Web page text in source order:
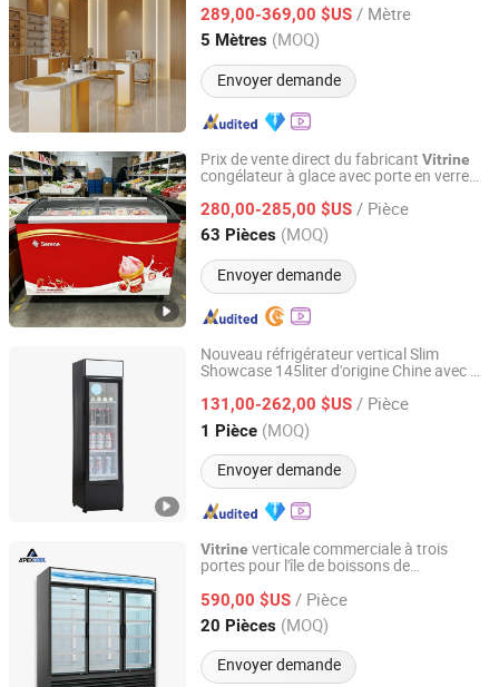
289,00-369,00 $US / Mètre
5 Mètres (MOQ)
Envoyer demande
Guangdong, China Depuis 2026
Prix de vente direct du fabricant Vitrine
congélateur à glace avec porte en verre
280,00-285,00 $US / Pièce
63 Pièces (MOQ)
Envoyer demande
Zhejiang Gangtong Electrical Appliance Co., Ltd.
Zhejiang, China Depuis 2021
Nouveau réfrigérateur vertical Slim
Showcase 145liter d'origine Chine avec CE
131,00-262,00 $US / Pièce
1 Pièce (MOQ)
Envoyer demande
Hangzhou Ruiqi Technology Co., Ltd.
Zhejiang, China Depuis 2025
Vitrine verticale commerciale à trois
portes pour l'île de boissons de
590,00 $US / Pièce
20 Pièces (MOQ)
Envoyer demande
Foshan Apex Refrigeration Equipment Limited
Guangdong, China Depuis 2026